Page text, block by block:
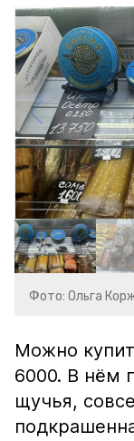
Фото: Ольга
Можно
6000. В нём
щучья,